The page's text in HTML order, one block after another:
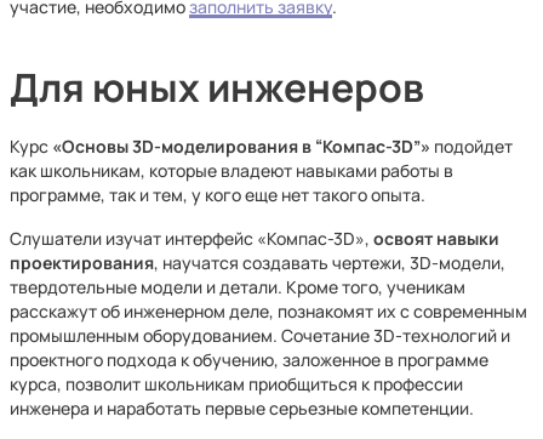
участие, необходимозаполнить заявку.
Для юных инженеров
Курс «Основы 3D-моделирования в “Компас-3D”» подойдет
как школьникам, которые владеют навыками работы в
программе, так и тем, у кого еще нет такого опыта.
Слушатели изучат интерфейс «Компас-3D», освоят навыки
проектирования, научатся создавать чертежи, 3D-модели,
твердотельные модели и детали. Кроме того, ученикам
расскажут об инженерном деле, познакомят их с современным
промышленным оборудованием. Сочетание 3D-технологий и
проектного подхода к обучению, заложенное в программе
курса, позволит школьникам приобщиться к профессии
инженера и наработать первые серьезные компетенции.